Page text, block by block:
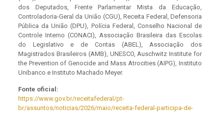
dos Deputados, Frente Parlamentar Mista da Educação,
Controladoria-Geral da União (CGU), Receita Federal, Defensoria
Pública da União (DPU), Polícia Federal, Conselho Nacional de
Controle Interno (CONACI), Associação Brasileira das Escolas
do Legislativo e de Contas (ABEL), Associação dos
Magistrados Brasileiros (AMB), UNESCO, Auschwitz Institute for
the Prevention of Genocide and Mass Atrocities (AIPG), Instituto
Unibanco e Instituto Machado Meyer.
Fonte oficial:
https://www.gov.br/receitafederal/pt-
br/assuntos/noticias/2026/maio/receita-federal-participa-de-